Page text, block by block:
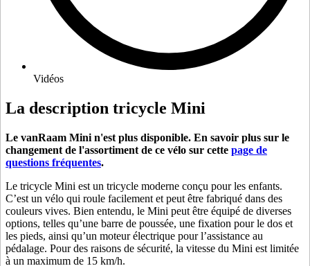
Vidéos
La description tricycle Mini
Le vanRaam Mini n'est plus disponible. En savoir plus sur le
changement de l'assortiment de ce vélo sur cette page de
questions fréquentes.
Le tricycle Mini est un tricycle moderne conçu pour les enfants.
C’est un vélo qui roule facilement et peut être fabriqué dans des
couleurs vives. Bien entendu, le Mini peut être équipé de diverses
options, telles qu’une barre de poussée, une fixation pour le dos et
les pieds, ainsi qu’un moteur électrique pour l’assistance au
pédalage. Pour des raisons de sécurité, la vitesse du Mini est limitée
à un maximum de 15 km/h.